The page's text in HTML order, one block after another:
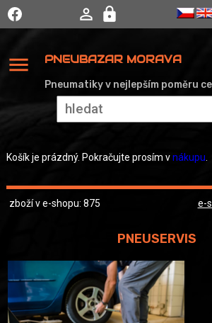
menu PNEUBAZAR MORAVA
Pneumatiky v nejlepším poměru
Košík je prázdný. Pokračujte prosím vnákupu
zboží v e-shopu: 875 e-
PNEUSERVIS